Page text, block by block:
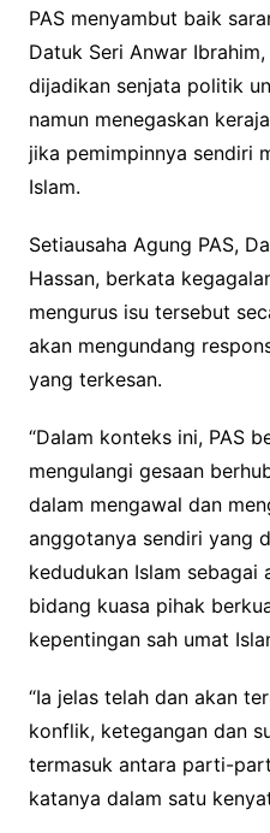
PAS menyambut baik
Datuk Seri Anwar
dijadikan senjata politik
namun menegaskan
jika pemimpinnya sendiri
Islam.
Setiausaha Agung PAS,
Hassan, berkata
mengurus isu tersebut
akan mengundang
yang terkesan.
“Dalam konteks ini, PAS
mengulangi gesaan
dalam mengawal dan
anggotanya sendiri yang
kedudukan Islam sebagai
bidang kuasa pihak
kepentingan sah umat
“Ia jelas telah dan akan
konflik, ketegangan dan
termasuk antara parti-
katanya dalam satu